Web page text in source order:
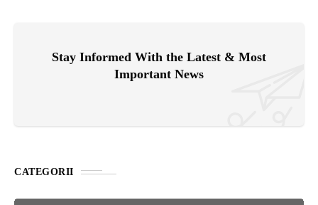
Stay Informed With the Latest & Most
Important News
CATEGORII